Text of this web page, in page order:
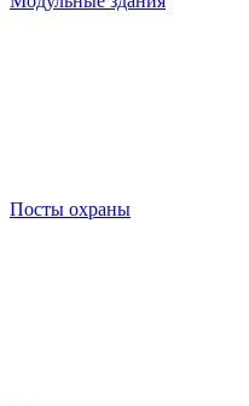
Посты охраны